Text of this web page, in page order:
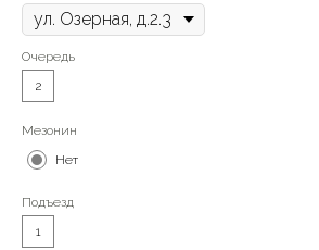
Очередь
2
Мезонин
Нет
Подъезд
1